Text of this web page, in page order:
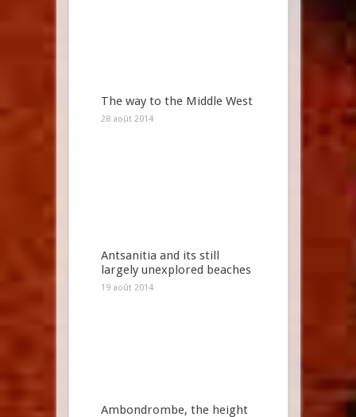
The way to the Middle West
28 août 2014
Antsanitia and its still
largely unexplored beaches
19 août 2014
Ambondrombe, the height